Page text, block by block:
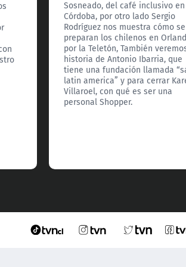
Sosneado, del café inclusivo en
Córdoba, por otro lado Sergio
Rodríguez nos muestra cómo se
preparan los chilenos en
por la Teletón, También
historia de Antonio Ibarria, que
tiene una fundación llamada
latin america” y para cerrar
Villaroel, con qué es ser una
personal Shopper.